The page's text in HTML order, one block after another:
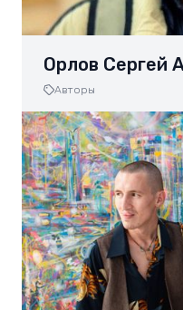
Орлов Сергей
Авторы